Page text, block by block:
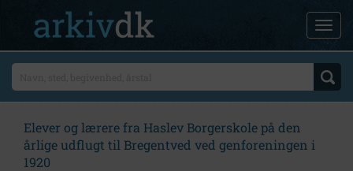
Elever og lærere fra Haslev Borgerskole på den
årlige udflugt til Bregentved ved genforeningen i
1920